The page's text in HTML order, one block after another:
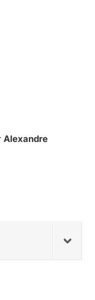
Alexandre